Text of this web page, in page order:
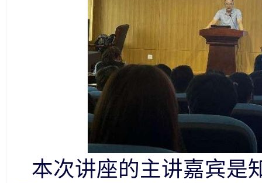
本次讲座的主讲嘉宾是